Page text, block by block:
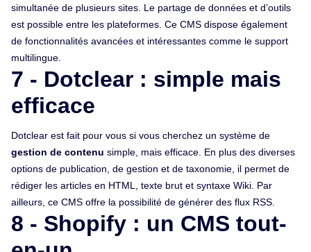
simultanée de plusieurs sites. Le partage de données et d’outils
est possible entre les plateformes. Ce CMS dispose également
de fonctionnalités avancées et intéressantes comme le support
multilingue.
7 - Dotclear : simple mais
efficace
Dotclear est fait pour vous si vous cherchez un système de
gestion de contenu simple, mais efficace. En plus des diverses
options de publication, de gestion et de taxonomie, il permet de
rédiger les articles en HTML, texte brut et syntaxe Wiki. Par
ailleurs, ce CMS offre la possibilité de générer des flux RSS.
8 - Shopify : un CMS tout-